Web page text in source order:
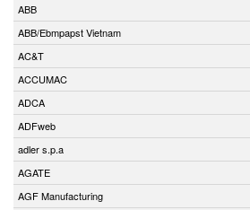
ABB
ABB/Ebmpapst Vietnam
AC&T
ACCUMAC
ADCA
ADFweb
adler s.p.a
AGATE
AGF Manufacturing